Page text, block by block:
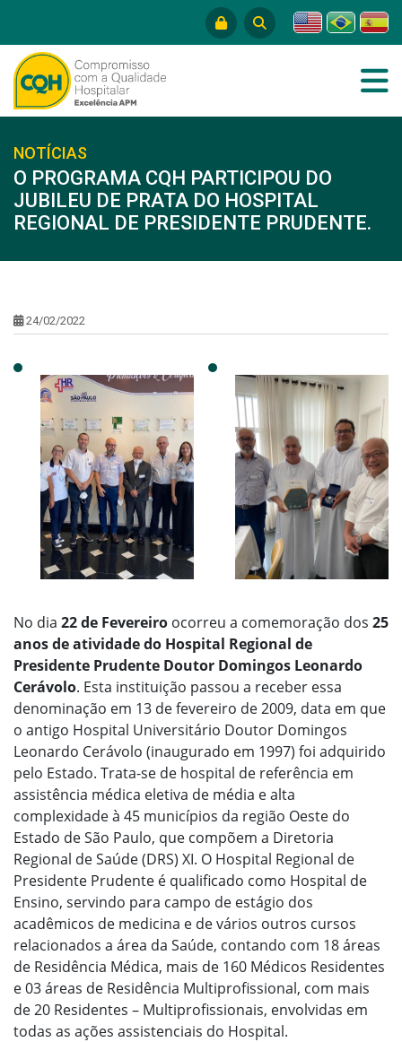
NOTÍCIAS
O PROGRAMA CQH PARTICIPOU DO
JUBILEU DE PRATA DO HOSPITAL
REGIONAL DE PRESIDENTE PRUDENTE.
24/02/2022
No dia 22 de Fevereiro ocorreu a comemoração dos 25
anos de atividade do Hospital Regional de
Presidente Prudente Doutor Domingos Leonardo
Cerávolo. Esta instituição passou a receber essa
denominação em 13 de fevereiro de 2009, data em que
o antigo Hospital Universitário Doutor Domingos
Leonardo Cerávolo (inaugurado em 1997) foi adquirido
pelo Estado. Trata-se de hospital de referência em
assistência médica eletiva de média e alta
complexidade à 45 municípios da região Oeste do
Estado de São Paulo, que compõem a Diretoria
Regional de Saúde (DRS) XI. O Hospital Regional de
Presidente Prudente é qualificado como Hospital de
Ensino, servindo para campo de estágio dos
acadêmicos de medicina e de vários outros cursos
relacionados a área da Saúde, contando com 18 áreas
de Residência Médica, mais de 160 Médicos Residentes
e 03 áreas de Residência Multiprofissional, com mais
de 20 Residentes – Multiprofissionais, envolvidas em
todas as ações assistenciais do Hospital.